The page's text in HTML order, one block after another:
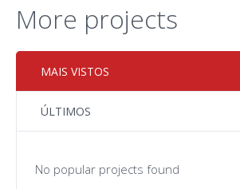
More projects
MAIS VISTOS
ÚLTIMOS
No popular projects found